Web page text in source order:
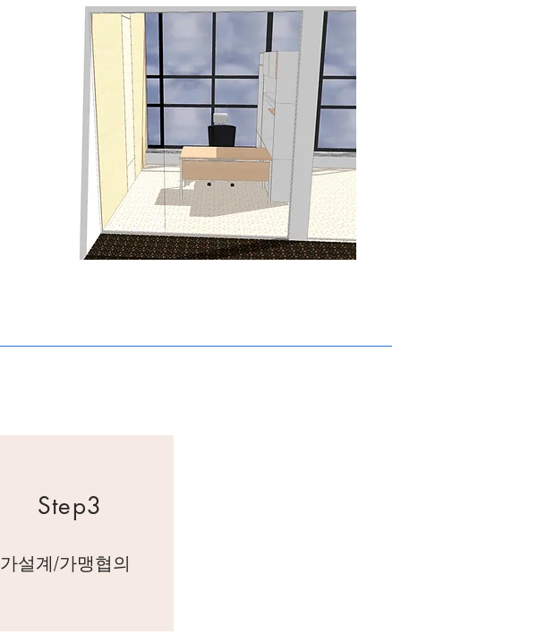
Step3
가설계/가맹협의